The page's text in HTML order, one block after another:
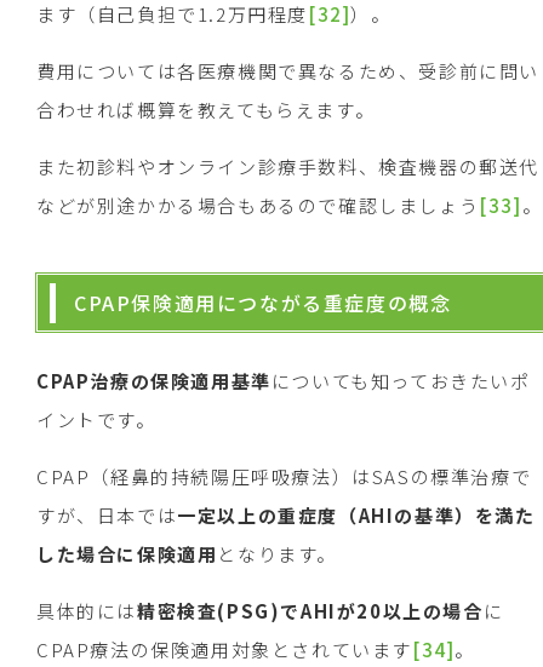
ます（自己負担で1.2万円程度[32]）。
費用については各医療機関で異なるため、受診前に問い
合わせれば概算を教えてもらえます。
また初診料やオンライン診療手数料、検査機器の郵送代
などが別途かかる場合もあるので確認しましょう [33]。
CPAP保険適用につながる重症度の概念
CPAP治療の保険適用基準についても知っておきたいポ
イントです。
CPAP（経鼻的持続陽圧呼吸療法）はSASの標準治療で
すが、日本では一定以上の重症度（AHIの基準）を満た
した場合に保険適用 となります。
具体的には精密検査(PSG)でAHIが20以上の場合に
CPAP療法の保険適用対象とされています[34]。